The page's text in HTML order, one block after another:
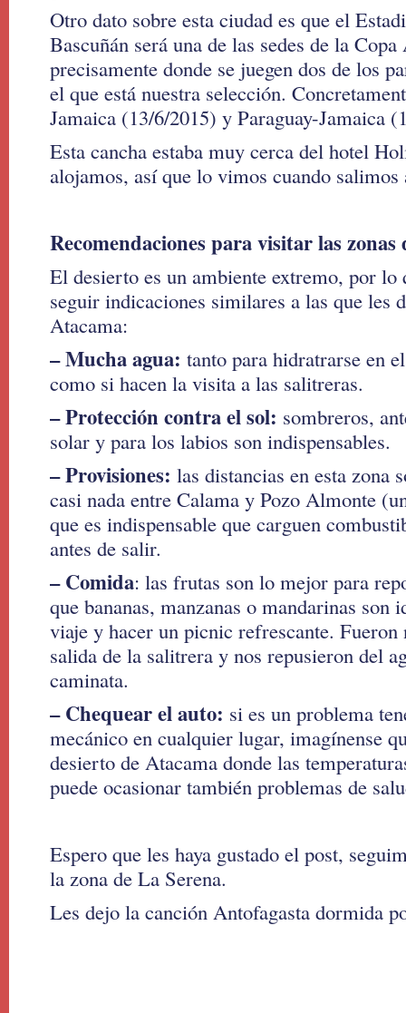
Otro dato sobre esta ciudad es que el
Bascuñán será una de las sedes de la
precisamente donde se juegen dos de los
el que está nuestra selección.
Jamaica (13/6/2015) y Paraguay-Jamaica
Esta cancha estaba muy cerca del hotel
alojamos, así que lo vimos cuando salimos
Recomendaciones para visitar las zonas
El desierto es un ambiente extremo, por lo
seguir indicaciones similares a las que les
Atacama:
– Mucha agua: tanto para hidratrarse en
como si hacen la visita a las salitreras.
– Protección contra el sol: sombreros,
solar y para los labios son indispensables.
– Provisiones: las distancias en esta zona
casi nada entre Calama y Pozo Almonte
que es indispensable que carguen
antes de salir.
– Comida: las frutas son lo mejor para
que bananas, manzanas o mandarinas son
viaje y hacer un picnic refrescante. Fueron
salida de la salitrera y nos repusieron del
caminata.
– Chequear el auto: si es un problema
mecánico en cualquier lugar, imagínense
desierto de Atacama donde las
puede ocasionar también problemas de
Espero que les haya gustado el post,
la zona de La Serena.
Les dejo la canción Antofagasta dormida